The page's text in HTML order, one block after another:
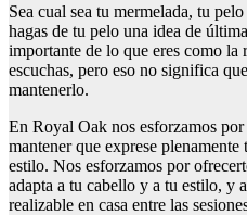
Sea cual sea tu mermelada, tu
hagas de tu pelo una idea de
importante de lo que eres como la
escuchas, pero eso no significa
mantenerlo.
En Royal Oak nos esforzamos
mantener que exprese
estilo. Nos esforzamos por
adapta a tu cabello y a tu estilo, y
realizable en casa entre las